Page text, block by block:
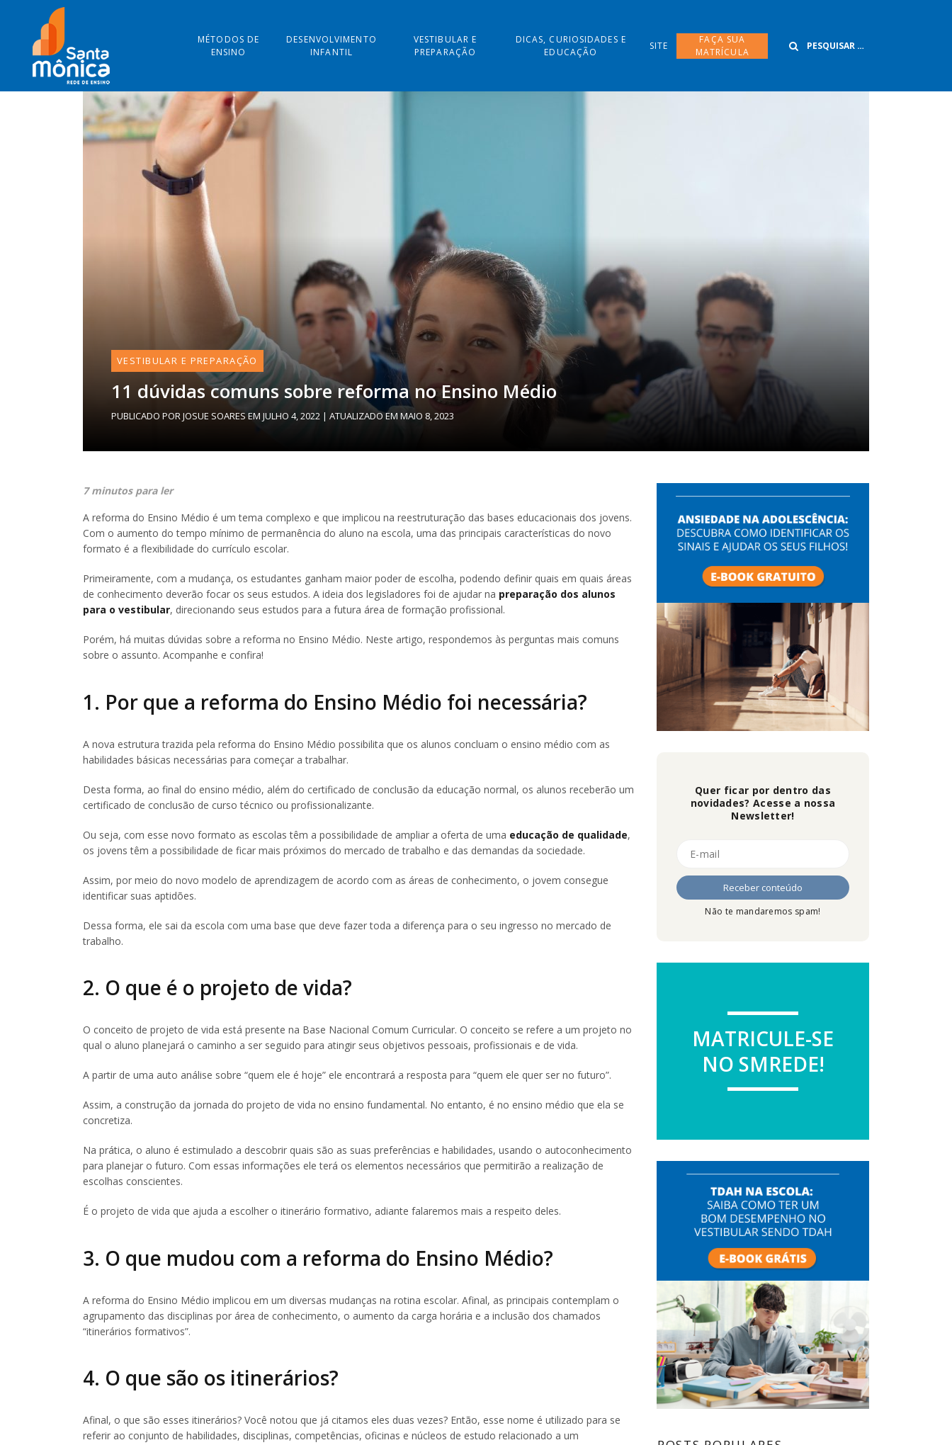
MÉTODOS DE
ENSINO
DESENVOLVIMENTO
INFANTIL
VESTIBULAR E
PREPARAÇÃO
DICAS, CURIOSIDADES E
EDUCAÇÃO
SITE
FAÇA SUA
MATRÍCULA
VESTIBULAR E PREPARAÇÃO
11 dúvidas comuns sobre reforma no Ensino Médio
PUBLICADO PORJOSUE SOARESEM JULHO 4, 2022 | ATUALIZADO EM MAIO 8, 2023
7 minutos para ler
A reforma do Ensino Médio é um tema complexo e que implicou na reestruturação das bases educacionais dos jovens.
Com o aumento do tempo mínimo de permanência do aluno na escola, uma das principais características do novo
formato é a flexibilidade do currículo escolar.
Primeiramente, com a mudança, os estudantes ganham maior poder de escolha, podendo definir quais em quais áreas
de conhecimento deverão focar os seus estudos. A ideia dos legisladores foi de ajudar na preparação dos alunos
para o vestibular, direcionando seus estudos para a futura área de formação profissional.
Porém, há muitas dúvidas sobre a reforma no Ensino Médio. Neste artigo, respondemos às perguntas mais comuns
sobre o assunto. Acompanhe e confira!
1. Por que a reforma do Ensino Médio foi necessária?
A nova estrutura trazida pela reforma do Ensino Médio possibilita que os alunos concluam o ensino médio com as
habilidades básicas necessárias para começar a trabalhar.
Desta forma, ao final do ensino médio, além do certificado de conclusão da educação normal, os alunos receberão um
certificado de conclusão de curso técnico ou profissionalizante.
Ou seja, com esse novo formato as escolas têm a possibilidade de ampliar a oferta de uma educação de qualidade,
os jovens têm a possibilidade de ficar mais próximos do mercado de trabalho e das demandas da sociedade.
Assim, por meio do novo modelo de aprendizagem de acordo com as áreas de conhecimento, o jovem consegue
identificar suas aptidões.
Dessa forma, ele sai da escola com uma base que deve fazer toda a diferença para o seu ingresso no mercado de
trabalho.
2. O que é o projeto de vida?
O conceito de projeto de vida está presente na Base Nacional Comum Curricular. O conceito se refere a um projeto no
qual o aluno planejará o caminho a ser seguido para atingir seus objetivos pessoais, profissionais e de vida.
A partir de uma auto análise sobre “quem ele é hoje” ele encontrará a resposta para “quem ele quer ser no futuro”.
Assim, a construção da jornada do projeto de vida no ensino fundamental. No entanto, é no ensino médio que ela se
concretiza.
Na prática, o aluno é estimulado a descobrir quais são as suas preferências e habilidades, usando o autoconhecimento
para planejar o futuro. Com essas informações ele terá os elementos necessários que permitirão a realização de
escolhas conscientes.
É o projeto de vida que ajuda a escolher o itinerário formativo, adiante falaremos mais a respeito deles.
3. O que mudou com a reforma do Ensino Médio?
A reforma do Ensino Médio implicou em um diversas mudanças na rotina escolar. Afinal, as principais contemplam o
agrupamento das disciplinas por área de conhecimento, o aumento da carga horária e a inclusão dos chamados
“itinerários formativos”.
4. O que são os itinerários?
Afinal, o que são esses itinerários? Você notou que já citamos eles duas vezes? Então, esse nome é utilizado para se
referir ao conjunto de habilidades, disciplinas, competências, oficinas e núcleos de estudo relacionado a um
Quer ficar por dentro das
novidades? Acesse a nossa
Newsletter!
Não te mandaremos spam!
MATRICULE-SE
NO SMREDE!